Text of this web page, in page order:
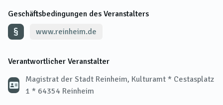
Geschäftsbedingungen des Veranstalters
www.reinheim.de
Verantwortlicher Veranstalter
Magistrat der Stadt Reinheim, Kulturamt * Cestasplatz
1 * 64354 Reinheim